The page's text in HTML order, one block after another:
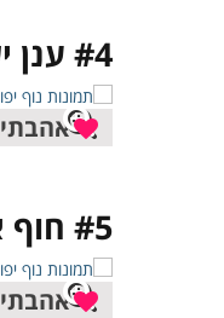
#4 ענן ישירות מעל הר געש פעיל
אהבתי
#5 חוף אגם בהרי אדירונדאק שבניו יורק, ארה״ב
אהבתי